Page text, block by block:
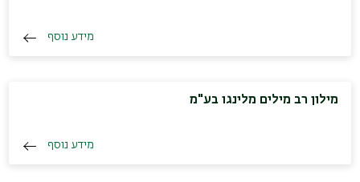
מידע נוסף
מילון רב מילים מלינגו בע"מ
מידע נוסף